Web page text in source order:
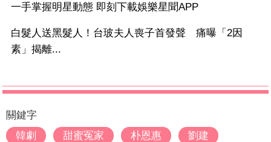
一手掌握明星動態 即刻下載娛樂星聞APP
白髮人送黑髮人！台玻夫人喪子首發聲 痛曝「2因
素」揭離...
關鍵字
韓劇
甜蜜冤家 朴恩惠 劉建